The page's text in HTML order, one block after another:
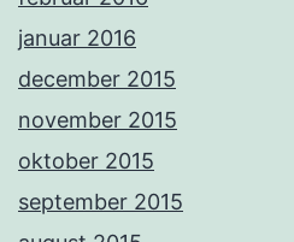
januar 2016
december 2015
november 2015
oktober 2015
september 2015